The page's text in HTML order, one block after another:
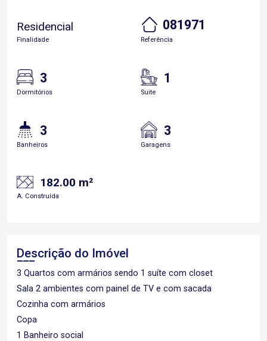
Residencial
Finalidade
081971
Referência
3
Dormitórios
1
Suite
3
Banheiros
3
Garagens
182.00 m²
A. Construída
Descrição do Imóvel
3 Quartos com armários sendo 1 suíte com closet
Sala 2 ambientes com painel de TV e com sacada
Cozinha com armários
Copa
1 Banheiro social